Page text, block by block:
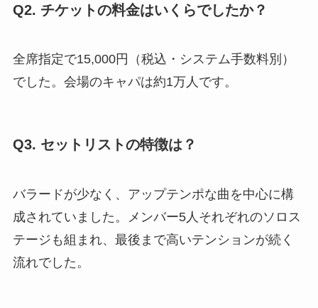
Q2. チケットの料金はいくらでしたか？
全席指定で15,000円（税込・システム手数料別）
でした。会場のキャパは約1万人です。
Q3. セットリストの特徴は？
バラードが少なく、アップテンポな曲を中心に構
成されていました。メンバー5人それぞれのソロス
テージも組まれ、最後まで高いテンションが続く
流れでした。